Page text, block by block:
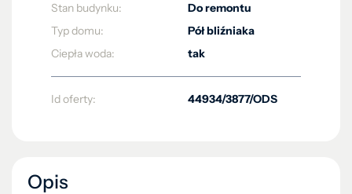
Stan budynku:
Do remontu
Typ domu:
Pół bliźniaka
Ciepła woda:
tak
Id oferty: 44934/3877/ODS
Opis